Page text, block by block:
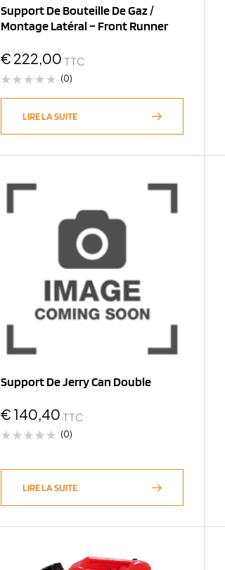
Support De Bouteille De Gaz /
Montage Latéral – Front Runner
€ 222,00 TTC
(0)
LIRE LA SUITE
Support De Jerry Can Double
€ 140,40 TTC
(0)
LIRE LA SUITE